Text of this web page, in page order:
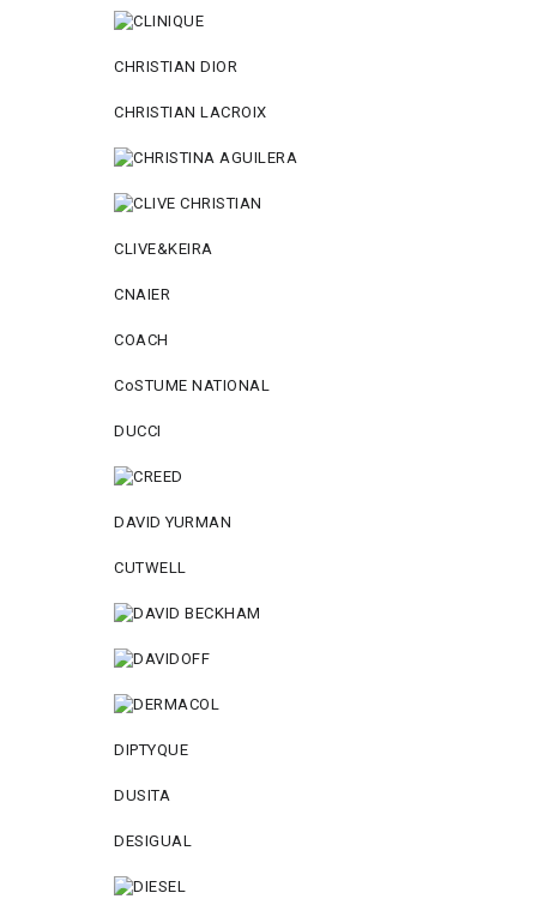
CHRISTIAN DIOR
CHRISTIAN LACROIX
CLIVE&KEIRA
CNAIER
COACH
CoSTUME NATIONAL
DUCCI
DAVID YURMAN
CUTWELL
DIPTYQUE
DUSITA
DESIGUAL